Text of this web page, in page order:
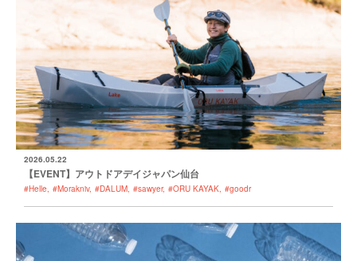
2026.05.22
【EVENT】アウトドアデイジャパン仙台
#Helle #Morakniv #DALUM #sawyer #ORU KAYAK #goodr